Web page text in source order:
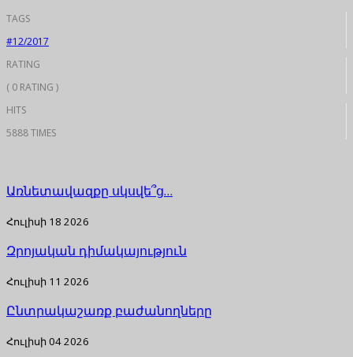
TAGS
#12/2017
RATING
( 0 RATING )
HITS
5888 TIMES
Առնետավազքը սկսվե՞ց…
Հուլիսի 18 2026
Զրոյական դիմակայություն
Հուլիսի 11 2026
Ընտրակաշառք բաժանողները
Հուլիսի 04 2026